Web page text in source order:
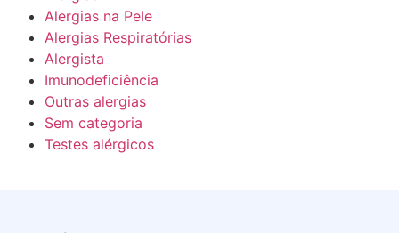
Alergias na Pele
Alergias Respiratórias
Alergista
Imunodeficiência
Outras alergias
Sem categoria
Testes alérgicos